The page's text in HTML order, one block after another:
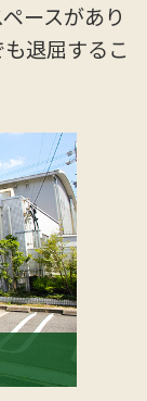
ースがあり
退屈するこ